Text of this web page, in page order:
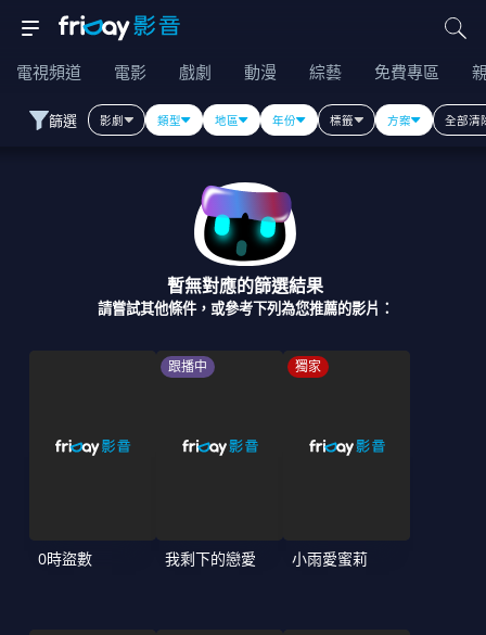
電視頻道 電影 戲劇 動漫 綜藝 免費專區
篩選 影劇 類型 地區 年份 標籤 方案 全部清
暫無對應的篩選結果
請嘗試其他條件，或參考下列為您推薦的影片：
0時盜數
跟播中
我剩下的戀愛
獨家
小雨愛蜜莉